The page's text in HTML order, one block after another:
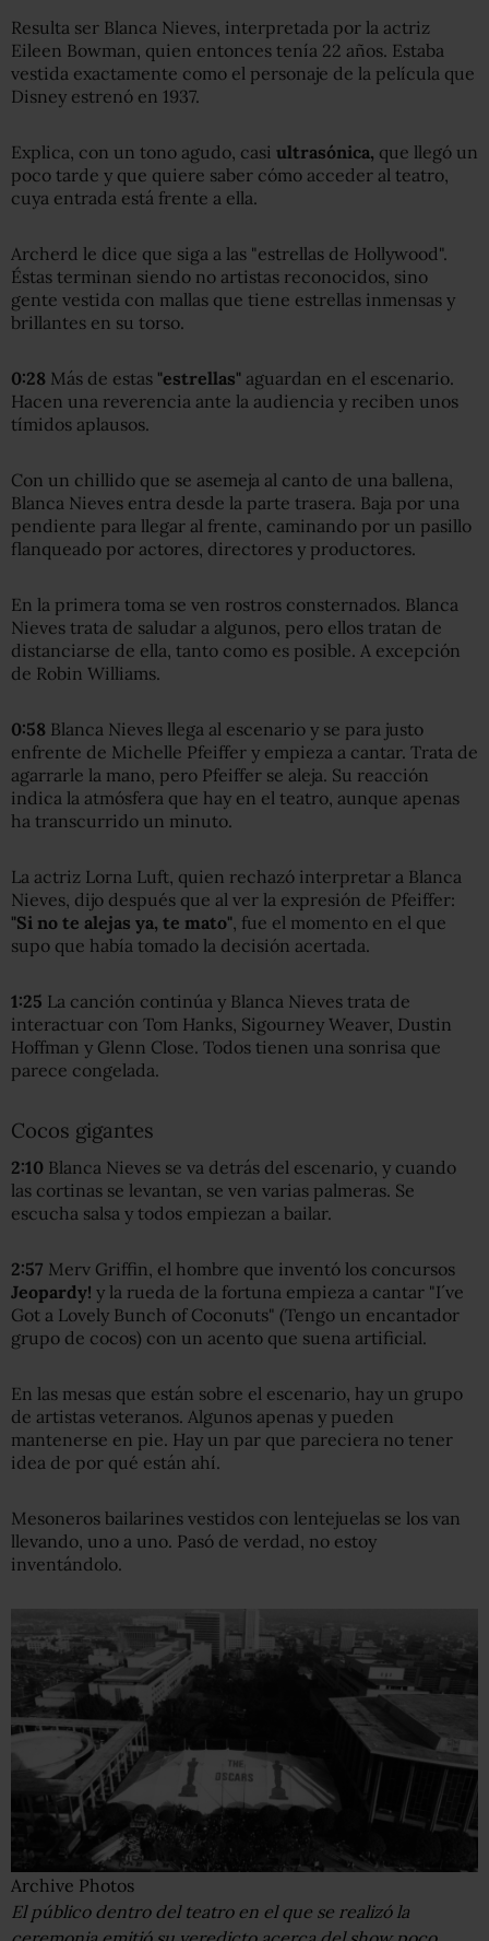
Resulta ser Blanca Nieves, interpretada por la actriz
Eileen Bowman, quien entonces tenía 22 años. Estaba
vestida exactamente como el personaje de la película que
Disney estrenó en 1937.
Explica, con un tono agudo, casi ultrasónica, que llegó un
poco tarde y que quiere saber cómo acceder al teatro,
cuya entrada está frente a ella.
Archerd le dice que siga a las "estrellas de Hollywood".
Éstas terminan siendo no artistas reconocidos, sino
gente vestida con mallas que tiene estrellas inmensas y
brillantes en su torso.
0:28 Más de estas "estrellas" aguardan en el escenario.
Hacen una reverencia ante la audiencia y reciben unos
tímidos aplausos.
Con un chillido que se asemeja al canto de una ballena,
Blanca Nieves entra desde la parte trasera. Baja por una
pendiente para llegar al frente, caminando por un pasillo
flanqueado por actores, directores y productores.
En la primera toma se ven rostros consternados. Blanca
Nieves trata de saludar a algunos, pero ellos tratan de
distanciarse de ella, tanto como es posible. A excepción
de Robin Williams.
0:58 Blanca Nieves llega al escenario y se para justo
enfrente de Michelle Pfeiffer y empieza a cantar. Trata de
agarrarle la mano, pero Pfeiffer se aleja. Su reacción
indica la atmósfera que hay en el teatro, aunque apenas
ha transcurrido un minuto.
La actriz Lorna Luft, quien rechazó interpretar a Blanca
Nieves, dijo después que al ver la expresión de Pfeiffer:
"Si no te alejas ya, te mato", fue el momento en el que
supo que había tomado la decisión acertada.
1:25 La canción continúa y Blanca Nieves trata de
interactuar con Tom Hanks, Sigourney Weaver, Dustin
Hoffman y Glenn Close. Todos tienen una sonrisa que
parece congelada.
Cocos gigantes
2:10 Blanca Nieves se va detrás del escenario, y cuando
las cortinas se levantan, se ven varias palmeras. Se
escucha salsa y todos empiezan a bailar.
2:57 Merv Griffin, el hombre que inventó los concursos
Jeopardy! y la rueda de la fortuna empieza a cantar "I´ve
Got a Lovely Bunch of Coconuts" (Tengo un encantador
grupo de cocos) con un acento que suena artificial.
En las mesas que están sobre el escenario, hay un grupo
de artistas veteranos. Algunos apenas y pueden
mantenerse en pie. Hay un par que pareciera no tener
idea de por qué están ahí.
Mesoneros bailarines vestidos con lentejuelas se los van
llevando, uno a uno. Pasó de verdad, no estoy
inventándolo.
Archive Photos
El público dentro del teatro en el que se realizó la